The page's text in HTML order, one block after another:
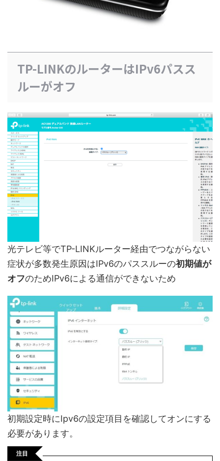
TP-LINKのルーターはIPv6パスス
ルーがオフ
光テレビ等でTP-LINKルーター経由でつながらない
症状が多数発生原因はIPv6のパススルーの初期値が
オフのためIPv6による通信ができないため
初期設定時にIpv6の設定項目を確認してオンにする
必要があります。
注目